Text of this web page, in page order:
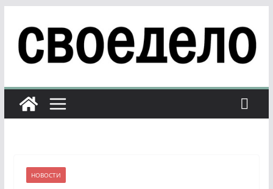
содержимому
НОВОСТИ